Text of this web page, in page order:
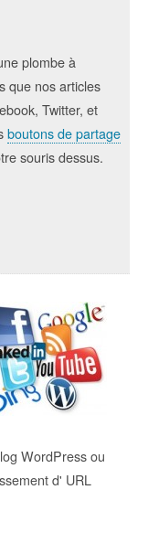
plombe à
que nos articles
Twitter, et
boutons de partage
souris dessus.
WordPress ou
d' URL